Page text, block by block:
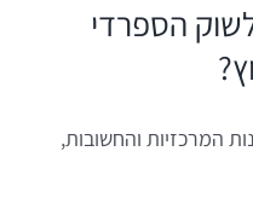
הספרדי
המרכזיות והחשובות,